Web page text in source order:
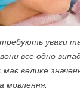
все одно
має велике
мовлення.